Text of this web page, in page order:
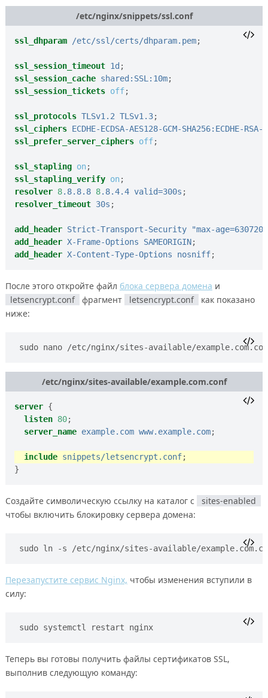
/etc/nginx/snippets/ssl.conf
ssl_dhparam /etc/ssl/certs/dhparam.pem;
ssl_session_timeout 1d ;
ssl_session_cache shared:SSL:10m;
ssl_session_tickets off;
ssl_protocols TLSv1.2 TLSv1.3;
ssl_ciphers ECDHE-ECDSA-AES128-GCM-SHA256:ECDHE-
ssl_prefer_server_ciphers off;
ssl_stapling on;
ssl_stapling_verify on;
resolver 8.8.8.8 8.8.4.4 valid=300s ;
resolver_timeout 30s ;
add_header Strict-Transport-Security
"max-
add_header X-Frame-Options SAMEORIGIN;
add_header X-Content-Type-Options nosniff;
После этого откройте файл блока сервера домена и
letsencrypt.conf
фрагмент letsencrypt.conf
как показано
ниже:
sudo nano /etc/nginx/sites-available/
/etc/nginx/sites-available/example.com.conf
server {
listen 80;
server_name example.com www.example.com;
include snippets/letsencrypt.conf;
}
Создайте символическую ссылку на каталог с
sites-enabled
чтобы включить блокировку сервера домена:
sudo ln -s /etc/nginx/sites-available/
Перезапустите сервис Nginx, чтобы изменения вступили в
силу:
sudo systemctl restart nginx
Теперь вы готовы получить файлы сертификатов SSL,
выполнив следующую команду: